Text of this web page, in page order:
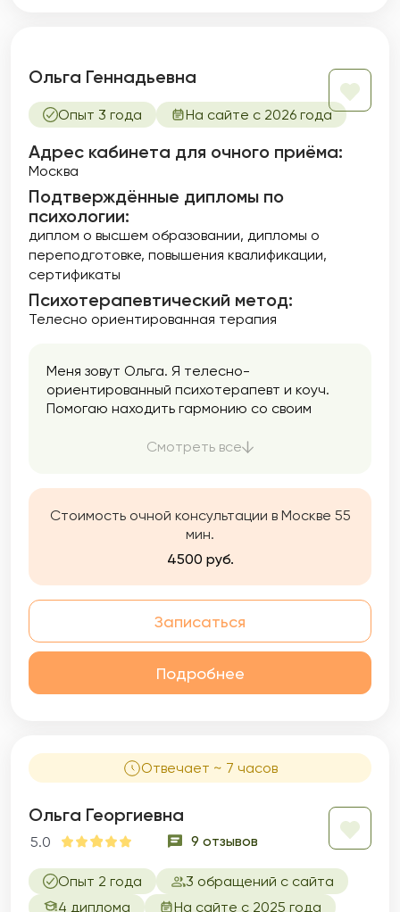
Ольга Геннадьевна
Опыт 3 года На сайте с 2026 года
Адрес кабинета для очного приёма:
Москва
Подтверждённые дипломы по
психологии:
диплом о высшем образовании дипломы о
переподготовке повышения квалификации
сертификаты
Психотерапевтический метод:
Телесно ориентированная терапия
Меня зовут Ольга. Я телесно-
ориентированный психотерапевт и коуч.
Помогаю находить гармонию со своим
Смотреть все
Стоимость очной консультации в Москве 55
мин.
4500 руб.
Записаться
Подробнее
Отвечает ~ 7 часов
Ольга Георгиевна
5.0 9 отзывов
Опыт 2 года
3 обращений с сайта
4 диплома
На сайте с 2025 года